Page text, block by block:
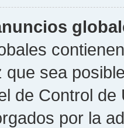
que sea
de Control
por la